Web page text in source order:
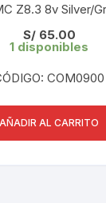
Z8.3 8v Silver/
S/65.00
1 disponibles
COM0900
AÑADIR AL CARRITO